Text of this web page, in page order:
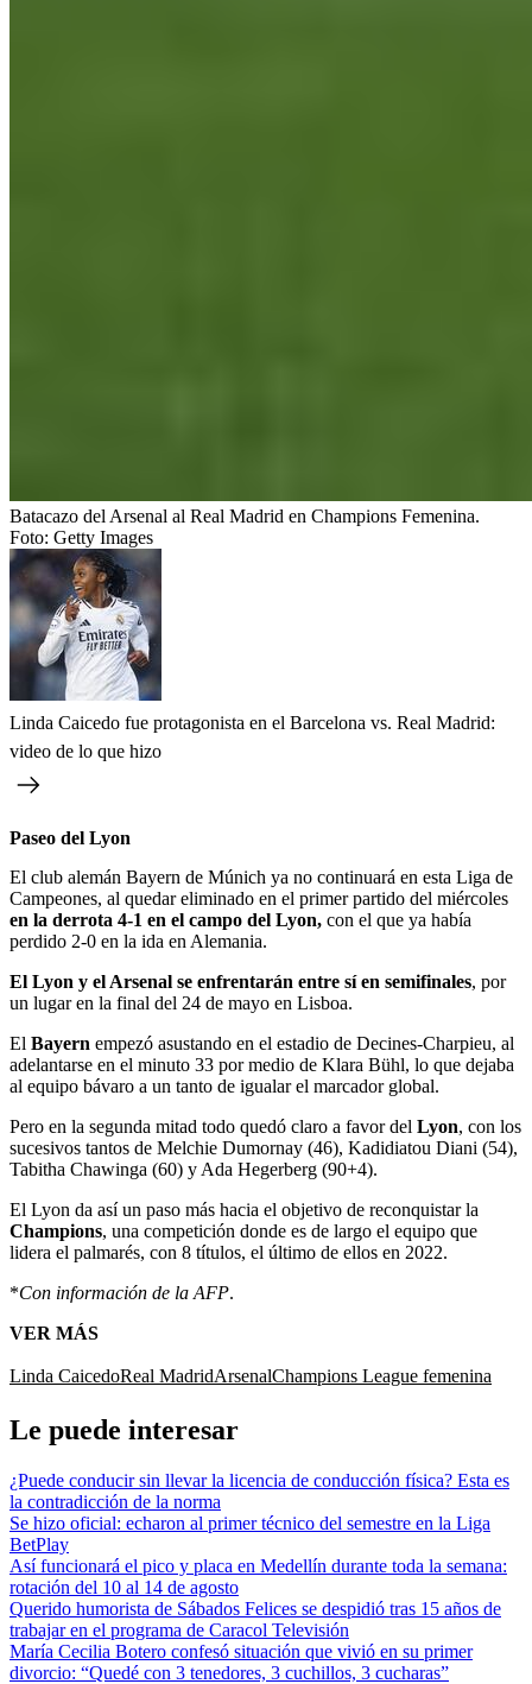
Batacazo del Arsenal al Real Madrid en Champions Femenina.
Foto: Getty Images
Linda Caicedo fue protagonista en el Barcelona vs. Real Madrid:
video de lo que hizo
Paseo del Lyon
El club alemán Bayern de Múnich ya no continuará en esta Liga de
Campeones, al quedar eliminado en el primer partido del miércoles
en la derrota 4-1 en el campo del Lyon, con el que ya había
perdido 2-0 en la ida en Alemania.
El Lyon y el Arsenal se enfrentarán entre sí en semifinales, por
un lugar en la final del 24 de mayo en Lisboa.
El Bayern empezó asustando en el estadio de Decines-Charpieu, al
adelantarse en el minuto 33 por medio de Klara Bühl, lo que dejaba
al equipo bávaro a un tanto de igualar el marcador global.
Pero en la segunda mitad todo quedó claro a favor del Lyon, con los
sucesivos tantos de Melchie Dumornay (46), Kadidiatou Diani (54),
Tabitha Chawinga (60) y Ada Hegerberg (90+4).
El Lyon da así un paso más hacia el objetivo de reconquistar la
Champions, una competición donde es de largo el equipo que
lidera el palmarés, con 8 títulos, el último de ellos en 2022.
*Con información de la AFP.
VER MÁS
Linda CaicedoReal MadridArsenalChampions League femenina
Le puede interesar
¿Puede conducir sin llevar la licencia de conducción física? Esta es
la contradicción de la norma
Se hizo oficial: echaron al primer técnico del semestre en la Liga
BetPlay
Así funcionará el pico y placa en Medellín durante toda la semana:
rotación del 10 al 14 de agosto
Querido humorista de Sábados Felices se despidió tras 15 años de
trabajar en el programa de Caracol Televisión
María Cecilia Botero confesó situación que vivió en su primer
divorcio: “Quedé con 3 tenedores, 3 cuchillos, 3 cucharas”